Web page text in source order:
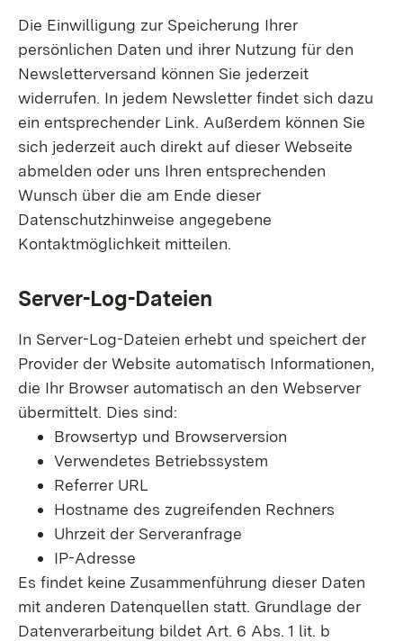
Die Einwilligung zur Speicherung Ihrer
persönlichen Daten und ihrer Nutzung für den
Newsletterversand können Sie jederzeit
widerrufen. In jedem Newsletter findet sich dazu
ein entsprechender Link. Außerdem können Sie
sich jederzeit auch direkt auf dieser Webseite
abmelden oder uns Ihren entsprechenden
Wunsch über die am Ende dieser
Datenschutzhinweise angegebene
Kontaktmöglichkeit mitteilen.
Server-Log-Dateien
In Server-Log-Dateien erhebt und speichert der
Provider der Website automatisch Informationen,
die Ihr Browser automatisch an den Webserver
übermittelt. Dies sind:
Browsertyp und Browserversion
Verwendetes Betriebssystem
Referrer URL
Hostname des zugreifenden Rechners
Uhrzeit der Serveranfrage
IP-Adresse
Es findet keine Zusammenführung dieser Daten
mit anderen Datenquellen statt. Grundlage der
Datenverarbeitung bildet Art. 6 Abs. 1 lit. b